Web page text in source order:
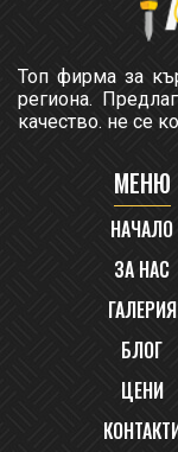
Топ фирма за
региона.
качество. не се
МЕНЮ
НАЧАЛО
ЗА НАС
ГАЛЕРИЯ
БЛОГ
ЦЕНИ